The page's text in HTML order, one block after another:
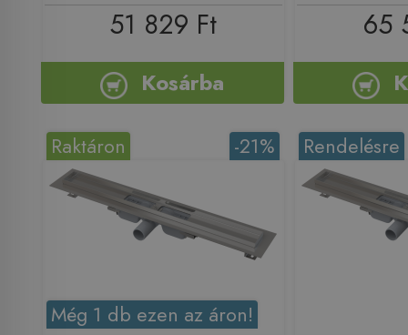
51 829 Ft
Kosárba
65
-21%
Raktáron
Még 1 db ezen az áron!
Rendelésre